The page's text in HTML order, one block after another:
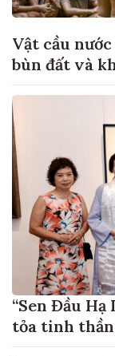
Vật cầu
bùn đất và
“Sen Đầu
tỏa tinh